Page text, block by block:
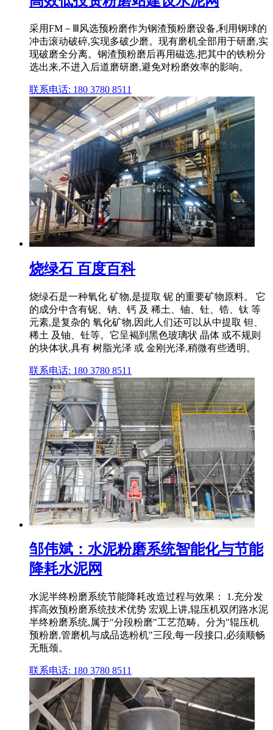
采用FM－Ⅲ风选预粉磨作为钢渣预粉磨设备,利用钢球的
冲击滚动破碎,实现多破少磨。现有磨机全部用于研磨,实
现破磨全分离。钢渣预粉磨后再用磁选,把其中的铁粉分
选出来,不进入后道磨研磨,避免对粉磨效率的影响。
联系电话: 180 3780 8511
烧绿石 百度百科
烧绿石是一种氧化 矿物,是提取 铌 的重要矿物原料。 它
的成分中含有铌、钠、钙 及 稀土、铀、钍、锆、钛 等
元素,是复杂的 氧化矿物,因此人们还可以从中提取 钽、
稀土 及铀、钍等。它呈褐到黑色玻璃状 晶体 或不规则
的块体状,具有 树脂光泽 或 金刚光泽,稍微有些透明。
联系电话: 180 3780 8511
邹伟斌：水泥粉磨系统智能化与节能
降耗水泥网
水泥半终粉磨系统节能降耗改造过程与效果： 1.充分发
挥高效预粉磨系统技术优势 宏观上讲,辊压机双闭路水泥
半终粉磨系统,属于"分段粉磨"工艺范畴。分为"辊压机
预粉磨,管磨机与成品选粉机"三段,每一段接口,必须顺畅
无瓶颈。
联系电话: 180 3780 8511